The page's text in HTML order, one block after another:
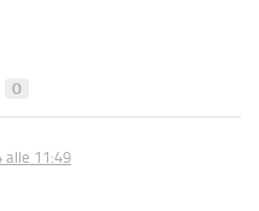
0
alle 11:49